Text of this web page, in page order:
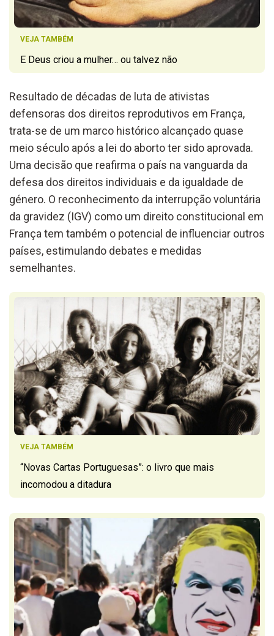
VEJA TAMBÉM
E Deus criou a mulher… ou talvez não
Resultado de décadas de luta de ativistas
defensoras dos direitos reprodutivos em França,
trata-se de um marco histórico alcançado quase
meio século após a lei do aborto ter sido aprovada.
Uma decisão que reafirma o país na vanguarda da
defesa dos direitos individuais e da igualdade de
género. O reconhecimento da interrupção voluntária
da gravidez (IGV) como um direito constitucional em
França tem também o potencial de influenciar outros
países, estimulando debates e medidas
semelhantes.
VEJA TAMBÉM
“Novas Cartas Portuguesas”: o livro que mais
incomodou a ditadura